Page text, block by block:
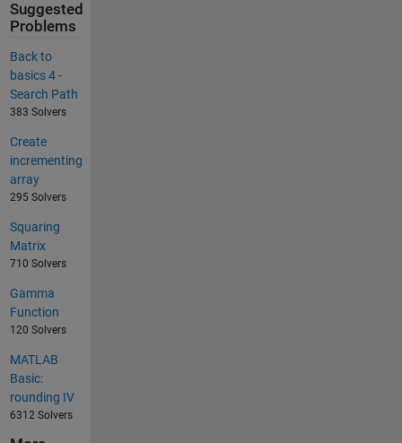
Suggested
Problems
Back to
basics 4 -
Search Path
383 Solvers
Create
incrementing
array
295 Solvers
Squaring
Matrix
710 Solvers
Gamma
Function
120 Solvers
MATLAB
Basic:
rounding IV
6312 Solvers